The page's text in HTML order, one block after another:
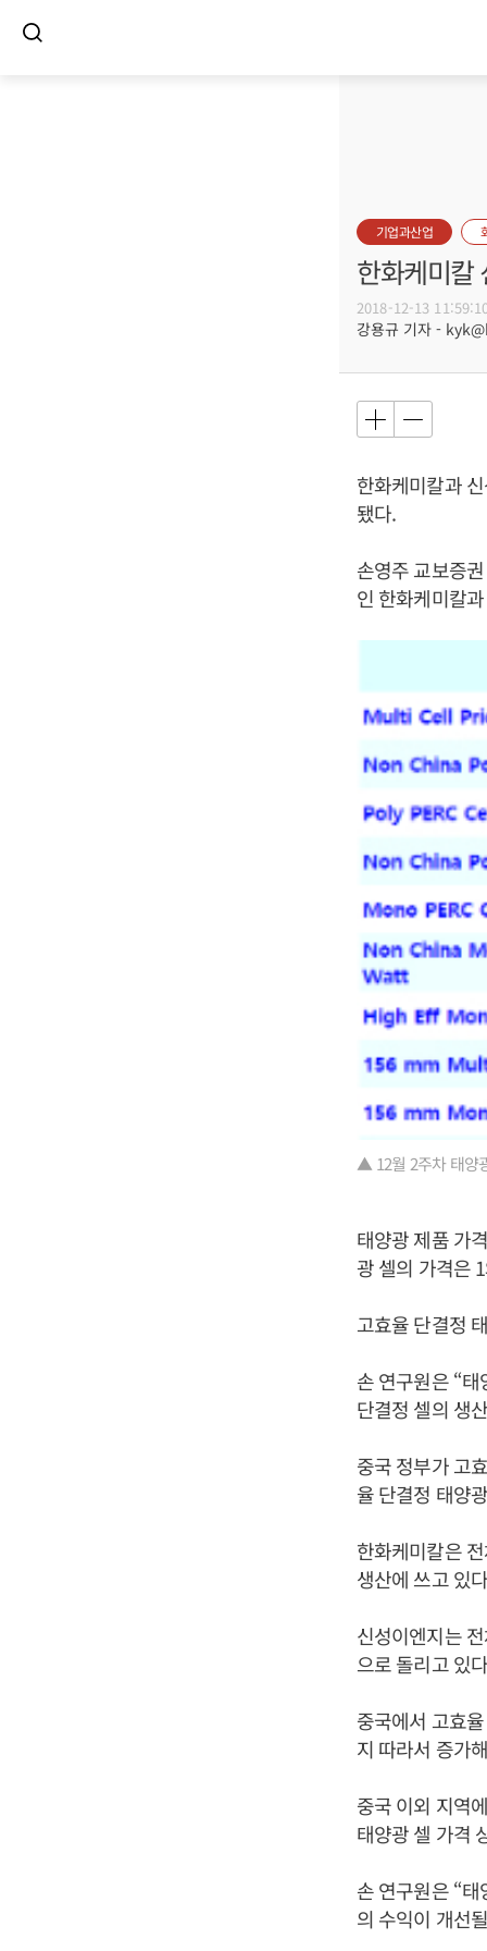
기업과산업
한화케미칼
2018-12-13
강용규 기자 -
한화케미칼과
됐다.
손영주 교보증
인 한화케미칼
▲ 12월 2주차 태양
태양광 제품 가
광 셀의 가격은
고효율 단결정
손 연구원은 “
단결정 셀의 생
중국 정부가 고
율 단결정 태양
한화케미칼은
생산에 쓰고 있
신성이엔지는
으로 돌리고 있
중국에서 고효
지 따라서 증가
중국 이외 지역
태양광 셀 가격
손 연구원은 “
의 수익이 개선